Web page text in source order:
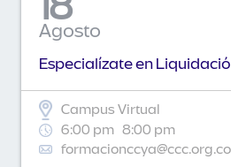
Agosto
Especialízate en
Campus Virtual
6:00 pm 8:00 pm
formacionccya@ccc.org.co